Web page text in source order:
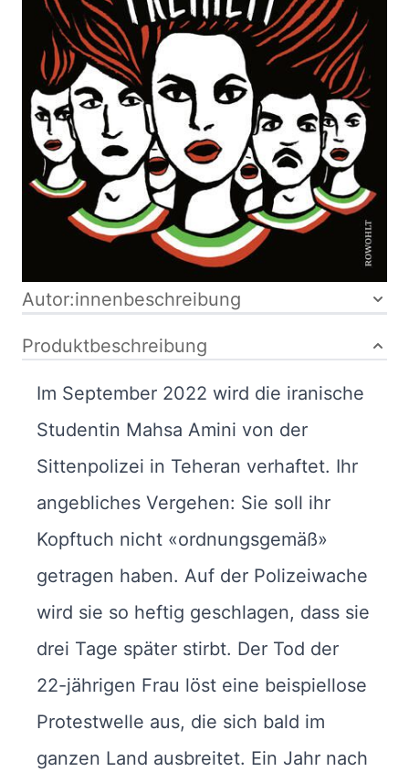
Verlag:
Rowohlt
14.11.2023
Buch
272 Seiten
Hardcover
ISBN: 978-3-
49800557-3
Bibliografische Daten
Autor:innenbeschreibung
Produktbeschreibung
Im September 2022 wird die iranische
Studentin Mahsa Amini von der
Sittenpolizei in Teheran verhaftet. Ihr
angebliches Vergehen: Sie soll ihr
Kopftuch nicht «ordnungsgemäß»
getragen haben. Auf der Polizeiwache
wird sie so heftig geschlagen, dass sie
drei Tage später stirbt. Der Tod der
22-jährigen Frau löst eine beispiellose
Protestwelle aus, die sich bald im
ganzen Land ausbreitet. Ein Jahr nach